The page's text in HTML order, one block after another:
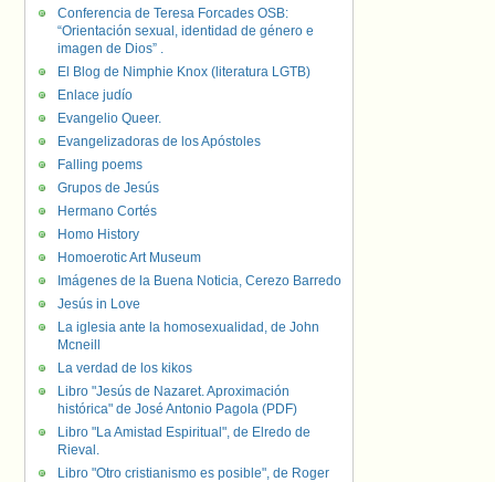
Conferencia de Teresa Forcades OSB:
“Orientación sexual, identidad de género e
imagen de Dios” .
El Blog de Nimphie Knox (literatura LGTB)
Enlace judío
Evangelio Queer.
Evangelizadoras de los Apóstoles
Falling poems
Grupos de Jesús
Hermano Cortés
Homo History
Homoerotic Art Museum
Imágenes de la Buena Noticia, Cerezo Barredo
Jesús in Love
La iglesia ante la homosexualidad, de John
Mcneill
La verdad de los kikos
Libro "Jesús de Nazaret. Aproximación
histórica" de José Antonio Pagola (PDF)
Libro "La Amistad Espiritual", de Elredo de
Rieval.
Libro "Otro cristianismo es posible", de Roger